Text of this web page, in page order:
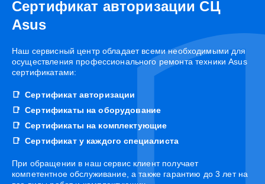
Сертификат авторизации СЦ
Asus
Наш сервисный центр обладает всеми необходимыми для
осуществления профессионального ремонта техники Asus
сертификатами:
Сертификат авторизации
Сертификаты на оборудование
Сертификаты на комплектующие
Сертификат у каждого специалиста
При обращении в наш сервис клиент получает
компетентное обслуживание, а также гарантию до 3 лет на